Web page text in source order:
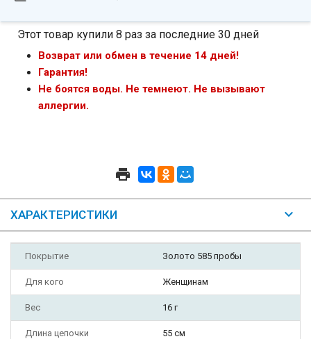
Этот товар купили 8 раз за последние 30 дней
Возврат или обмен в течение 14 дней!
Гарантия!
Не боятся воды. Не темнеют. Не вызывают
аллергии.
ХАРАКТЕРИСТИКИ
Покрытие Золото 585 пробы
Для кого Женщинам
Вес 16 г
Длина цепочки 55 см